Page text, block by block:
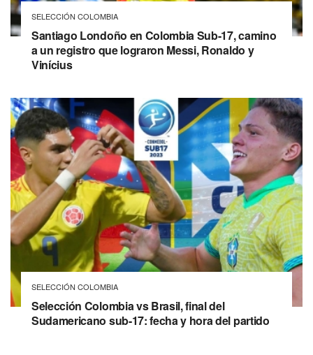
SELECCIÓN COLOMBIA
Santiago Londoño en Colombia Sub-17, camino
a un registro que lograron Messi, Ronaldo y
Vinícius
SELECCIÓN COLOMBIA
Selección Colombia vs Brasil, final del
Sudamericano sub-17: fecha y hora del partido